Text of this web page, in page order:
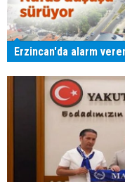
Erzincan'da alarm